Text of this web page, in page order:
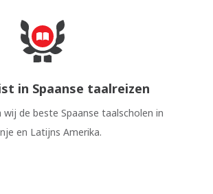
in Spaanse taalreizen
wij de beste Spaanse taalscholen in
en Latijns Amerika.